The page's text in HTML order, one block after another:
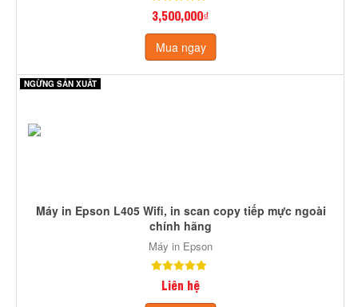
3,500,000₫
Mua ngay
NGỪNG SẢN XUẤT
Máy in Epson L405 Wifi, in scan copy tiếp mực ngoài
chính hãng
Máy in Epson
Liên hệ